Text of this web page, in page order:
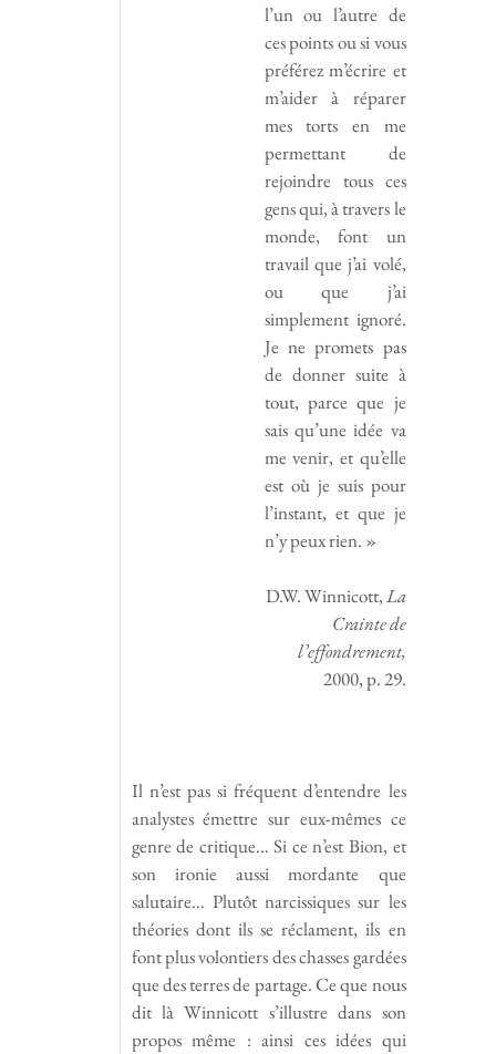
l’un ou l’autre de
ces points ou si vous
préférez m’écrire et
m’aider à réparer
mes torts en me
permettant de
rejoindre tous ces
gens qui, à travers le
monde, font un
travail que j’ai volé,
ou que j’ai
simplement ignoré.
Je ne promets pas
de donner suite à
tout, parce que je
sais qu’une idée va
me venir, et qu’elle
est où je suis pour
l’instant, et que je
n’y peux rien. »
D.W. Winnicott,La
Crainte de
l’effondrement,
2000, p. 29.
Il n’est pas si fréquent d’entendre les
analystes émettre sur eux-mêmes ce
genre de critique… Si ce n’est Bion, et
son ironie aussi mordante que
salutaire… Plutôt narcissiques sur les
théories dont ils se réclament, ils en
font plus volontiers des chasses gardées
que des terres de partage. Ce que nous
dit là Winnicott s’illustre dans son
propos même : ainsi ces idées qui